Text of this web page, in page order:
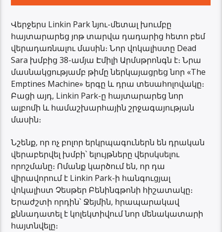
Վերջերս Linkin Park նյու-մետալ խումբը
հայտարարեց յոթ տարվա դադարից հետո բեմ
վերադառնալու մասին։ Նոր վոկալիստը Dead
Sara խմբից 38-ամյա Էմիլի Արմսթրոնգն է։ Նրա
մասնակցությամբ թիմը ներկայացրեց նոր «The
Emptines Machine» երգը և դրա տեսահոլովակը։
Բացի այդ, Linkin Park-ը հայտարարեց նոր
ալբոմի և համաշխարհային շրջագայության
մասին։
Նշենք, որ ոչ բոլոր երկրպագուներն են դրական
վերաբերվել խմբի՝ ելույթները վերսկսելու
որոշմանը։ Ոմանք կարծում են, որ դա
վիրավորում է Linkin Park-ի հանգուցյալ
վոկալիստ Չեսթեր Բենինգթոնի հիշատակը։
Երաժշտի որդին՝ Ջեյմին, հրապարակավ
քննադատել է կոլեկտիվում նոր մենակատարի
հայտնվելը։